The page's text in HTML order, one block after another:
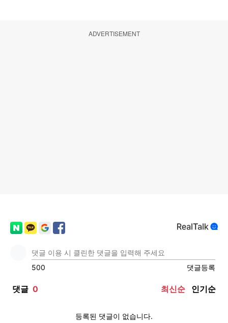
ADVERTISEMENT